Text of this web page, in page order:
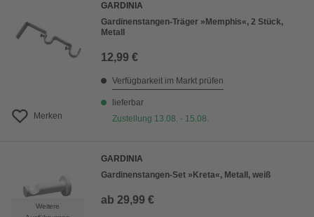
Merken
GARDINIA
Gardinenstangen-Träger »Memphis«, 2 Stück,
Metall
12,99 €
Verfügbarkeit im Markt prüfen
lieferbar
Zustellung 13.08. - 15.08.
Weitere
GARDINIA
Gardinenstangen-Set »Kreta«, Metall, weiß
ab 29,99 €